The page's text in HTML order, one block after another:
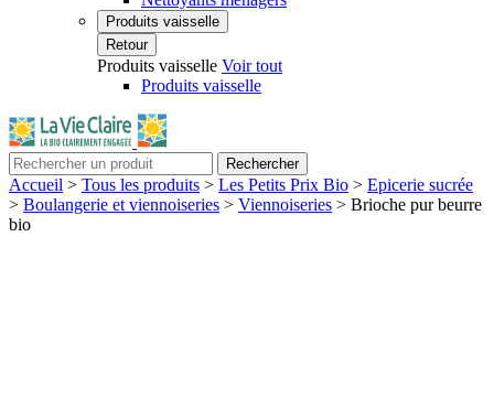
Produits vaisselle
Retour
Produits vaisselle Voir tout
Produits vaisselle
Rechercher
Accueil > Tous les produits > Les Petits Prix Bio > Epicerie sucrée
> Boulangerie et viennoiseries > Viennoiseries > Brioche pur beurre
bio